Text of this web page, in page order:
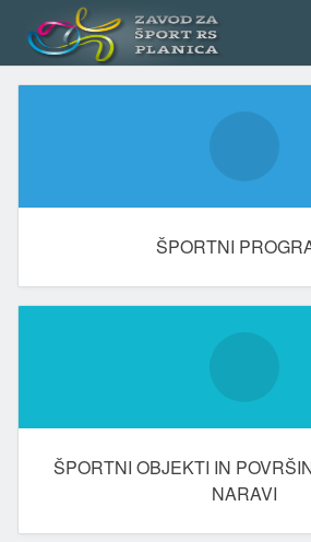
ŠPORTNI
ŠPORTNI OBJEKTI IN
NARAVI